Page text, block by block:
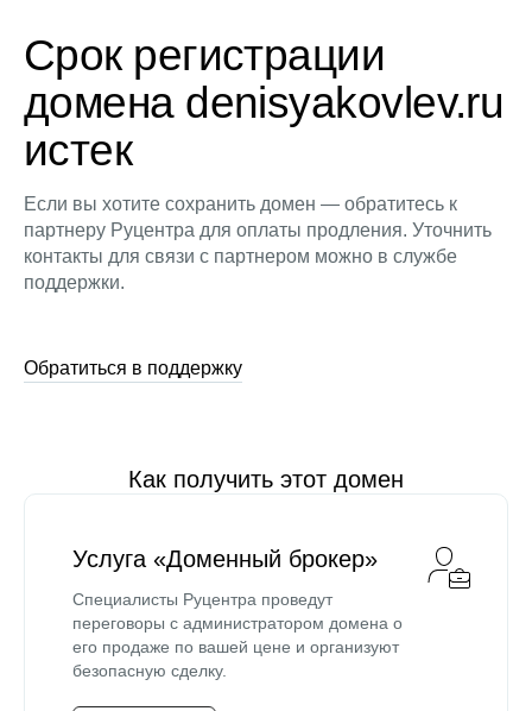
Срок регистрации
домена denisyakovlev.ru
истек
Если вы хотите сохранить домен — обратитесь к
партнеру Руцентра для оплаты продления. Уточнить
контакты для связи с партнером можно в службе
поддержки.
Обратиться в поддержку
Как получить этот домен
Услуга «Доменный брокер»
Специалисты Руцентра проведут
переговоры с администратором домена о
его продаже по вашей цене и организуют
безопасную сделку.